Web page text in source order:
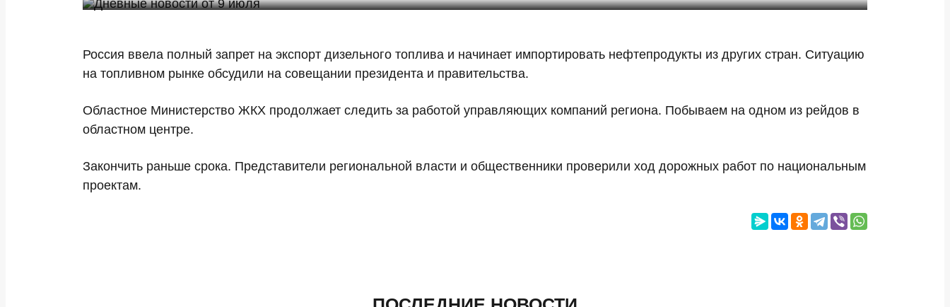
Россия ввела полный запрет на экспорт дизельного топлива и начинает импортировать нефтепродукты из других стран. Ситуацию
на топливном рынке обсудили на совещании президента и правительства.
Областное Министерство ЖКХ продолжает следить за работой управляющих компаний региона. Побываем на одном из рейдов в
областном центре.
Закончить раньше срока. Представители региональной власти и общественники проверили ход дорожных работ по национальным
проектам.